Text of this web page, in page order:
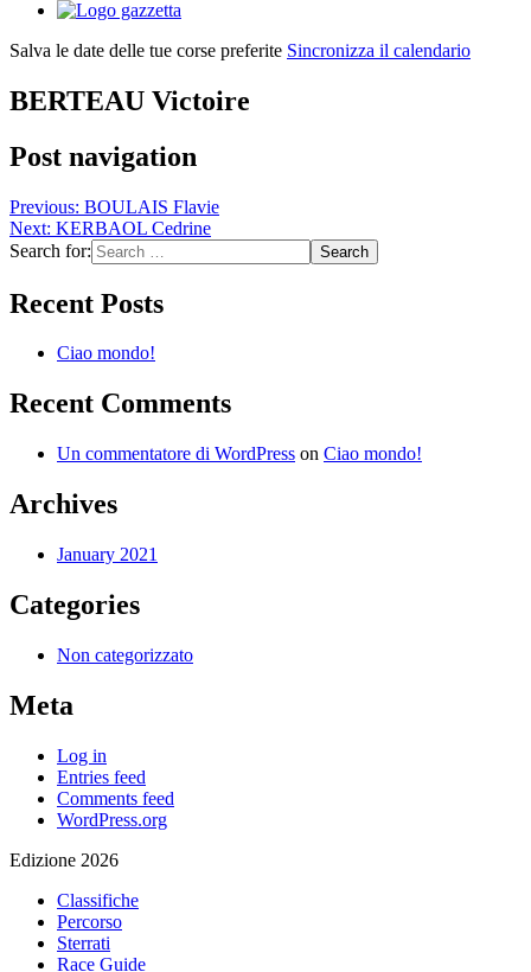
Salva le date delle tue corse preferite Sincronizza il calendario
BERTEAU Victoire
Post navigation
Previous: BOULAIS Flavie
Next: KERBAOL Cedrine
Search for:
Recent Posts
Ciao mondo!
Recent Comments
Un commentatore di WordPress on Ciao mondo!
Archives
January 2021
Categories
Non categorizzato
Meta
Log in
Entries feed
Comments feed
WordPress.org
Edizione 2026
Classifiche
Percorso
Sterrati
Race Guide